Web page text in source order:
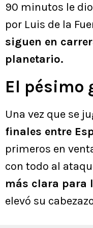
90 minutos le
por Luis de la
siguen en
planetario.
El pésimo
Una vez que se
finales entre
primeros en
con todo al
más clara para
elevó su